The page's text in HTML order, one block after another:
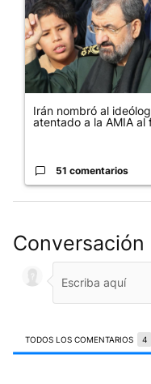
Irán nombró al
atentado a la AMIA al
51 comentarios
Conversación
TODOS LOS COMENTARIOS 4